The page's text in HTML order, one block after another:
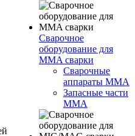
Сварочное
оборудование для
MMA сварки
Сварочные
аппараты MMA
Запасные части
MMA